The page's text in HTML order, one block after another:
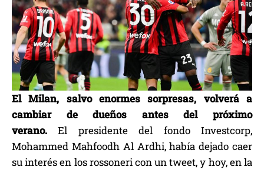
El Milan, salvo enormes sorpresas, volverá a
cambiar de dueños antes del próximo
verano. El presidente del fondo Investcorp,
Mohammed Mahfoodh Al Ardhi, había dejado caer
su interés en los rossoneri con un tweet, y hoy, en la